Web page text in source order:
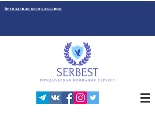
Бесплатная консультация